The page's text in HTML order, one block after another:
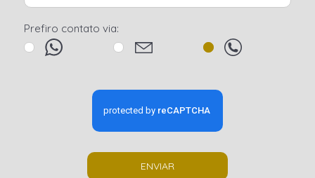
Prefiro contato via:
ENVIAR